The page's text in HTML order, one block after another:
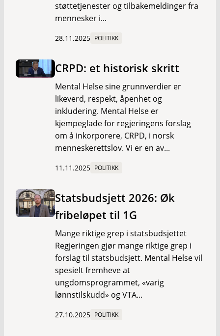
støttetjenester og tilbakemeldinger fra
mennesker i...
28.11.2025 POLITIKK
CRPD: et historisk skritt
Mental Helse sine grunnverdier er
likeverd, respekt, åpenhet og
inkludering. Mental Helse er
kjempeglade for regjeringens forslag
om å inkorporere, CRPD, i norsk
menneskerettslov. Vi er en av...
11.11.2025 POLITIKK
Statsbudsjett 2026: Øk
fribeløpet til 1G
Mange riktige grep i statsbudsjettet
Regjeringen gjør mange riktige grep i
forslag til statsbudsjett. Mental Helse vil
spesielt fremheve at
ungdomsprogrammet, «varig
lønnstilskudd» og VTA...
27.10.2025 POLITIKK